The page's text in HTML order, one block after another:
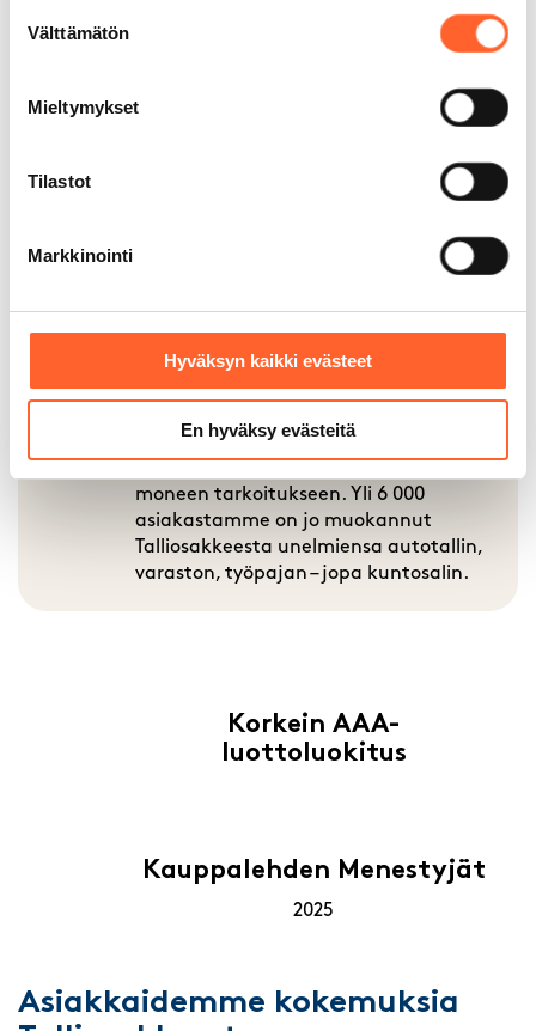
valinta
Välttämätön
Mieltymykset
Tilastot
Markkinointi
Hyväksyn kaikki evästeet
En hyväksy evästeitä
Talliosakkeesta unelmiensa autotallin,
varaston, työpajan – jopa kuntosalin.
15 + vuotta kokemusta
moneen tarkoitukseen. Yli 6 000
asiakastamme on jo muokannut
Talliosakkeesta unelmiensa autotallin,
varaston, työpajan – jopa kuntosalin.
Korkein AAA-
luottoluokitus
Kauppalehden Menestyjät
2025
Asiakkaidemme kokemuksia